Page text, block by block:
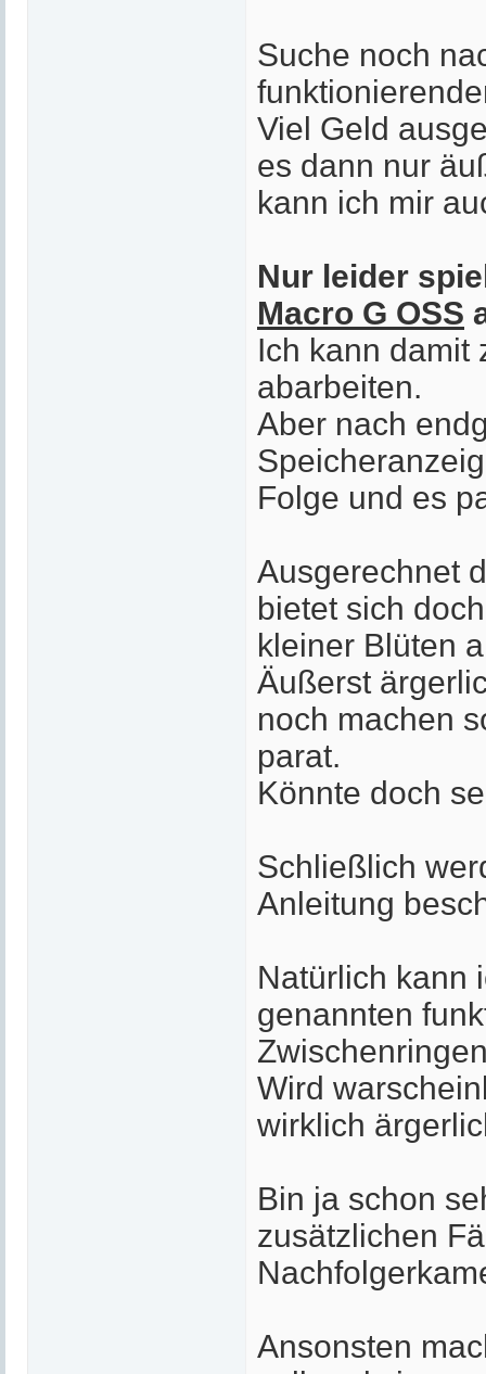
Suche noch
Viel Geld
es dann nur
kann ich mir
Nur leider
Macro G OSS
Ich kann damit
abarbeiten.
Aber nach
Folge und es
Ausgerechnet
bietet sich
kleiner Blüten
Äußerst
noch machen
parat.
Könnte doch
Schließlich
Anleitung
Natürlich kann
genannten
Wird
wirklich
Bin ja schon
zusätzlichen
Ansonsten